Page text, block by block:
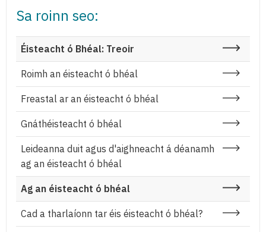
Sa roinn seo:
Éisteacht ó Bhéal: Treoir
Roimh an éisteacht ó bhéal
Freastal ar an éisteacht ó bhéal
Gnáthéisteacht ó bhéal
Leideanna duit agus d'aighneacht á déanamh
ag an éisteacht ó bhéal
Ag an éisteacht ó bhéal
Cad a tharlaíonn tar éis éisteacht ó bhéal?